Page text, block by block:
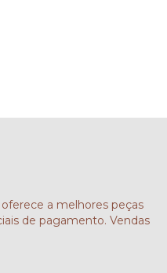
a melhores peças
de pagamento. Vendas